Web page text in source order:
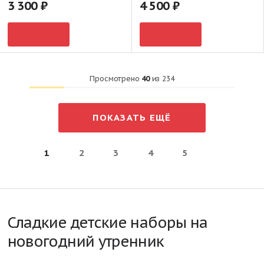
3 300 4 500
Просмотрено 40из 234
ПОКАЗАТЬ ЕЩЁ
1 2 3 4 5
Сладкие детские наборы на
новогодний утренник